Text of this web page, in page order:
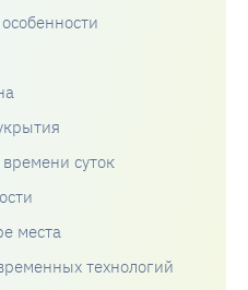
суток
места
технологий